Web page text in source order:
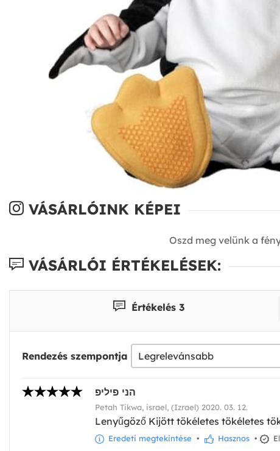
VÁSÁRLÓINK KÉPEI
Oszd meg velünk a
VÁSÁRLÓI ÉRTÉKELÉSEK:
Értékelés 3
Rendezés szempontja
הני פיליפ
Petah Tikwa, israel, (Izrael) 2020. 03. 12.
Lenyűgöző Kijött tökéletes tökéletes
Eredeti megtekintése • Hasznos •